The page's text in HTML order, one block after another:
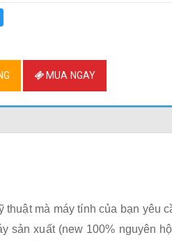
MUA NGAY
mà máy tính của bạn yêu
sản xuất (new 100% nguyên